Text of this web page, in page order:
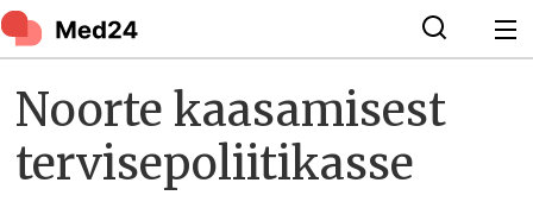
Noorte kaasamisest
tervisepoliitikasse